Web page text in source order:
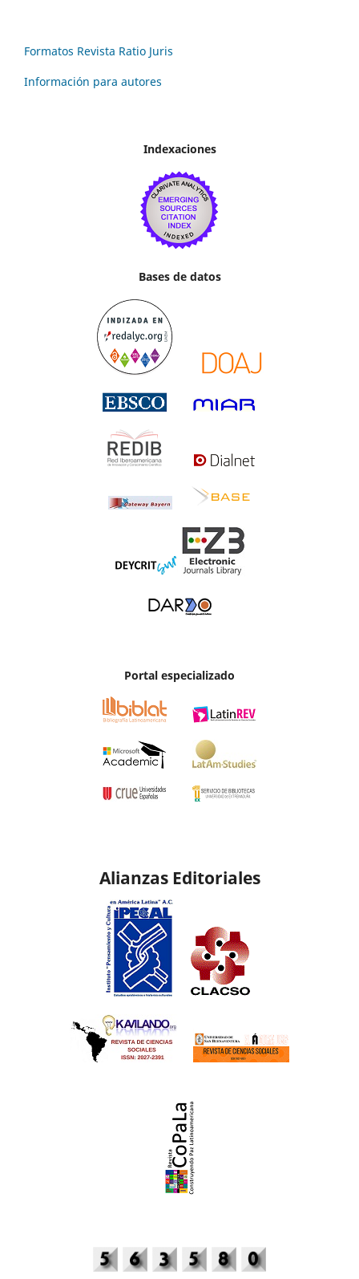
Formatos Revista Ratio Juris
Información para autores
Indexaciones
Bases de datos
Portal especializado
Alianzas Editoriales